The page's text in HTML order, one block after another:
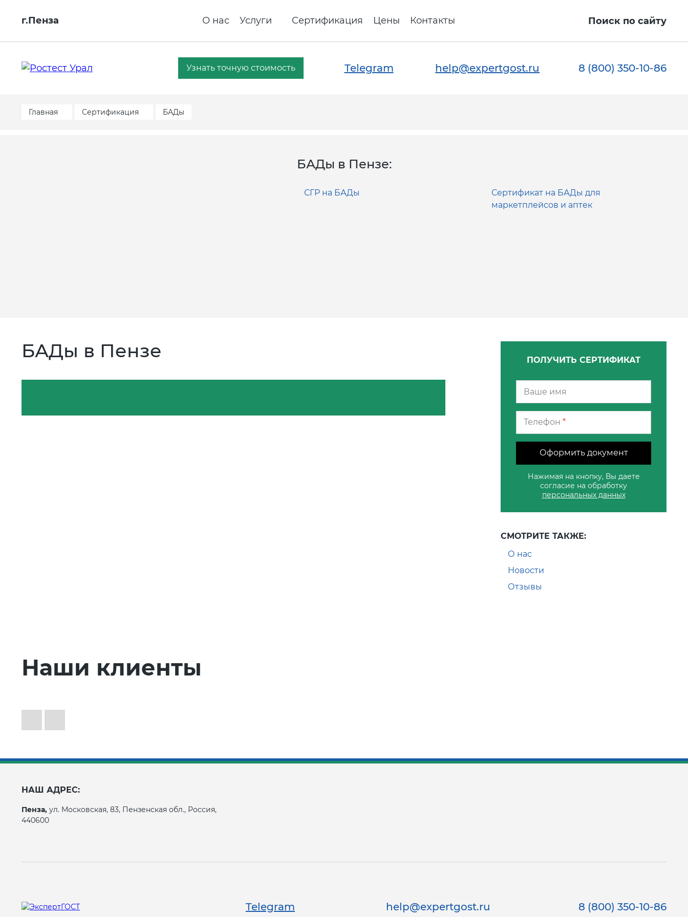
г.Пенза О нас Услуги Сертификация Цены Контакты Поиск по сайту
Узнать точную стоимость Telegram help@expertgost.ru 8 (800) 350-10-86
Главная Сертификация БАДы
БАДы в Пензе:
СГР на БАДы
Сертификат на БАДы для
маркетплейсов и аптек
БАДы в Пензе ПОЛУЧИТЬ СЕРТИФИКАТ
Телефон *
Оформить документ
Нажимая на кнопку, Вы даете
согласие на обработку
персональных данных
СМОТРИТЕ ТАКЖЕ:
О нас
Новости
Отзывы
Наши клиенты
НАШ АДРЕС:
Пенза, ул. Московская, 83, Пензенская обл., Россия,
440600
Telegram help@expertgost.ru 8 (800) 350-10-86